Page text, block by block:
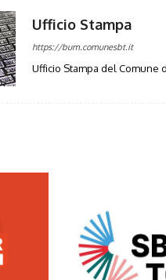
Ufficio Stampa
https://bum.comunesbt.it
Ufficio Stampa del Comune